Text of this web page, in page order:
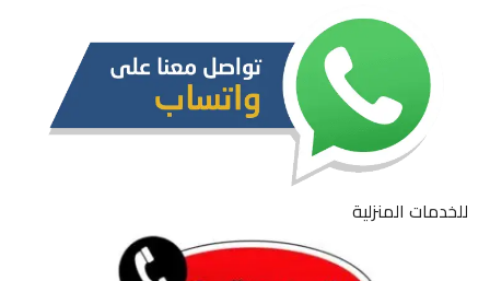
للخدمات المنزلية